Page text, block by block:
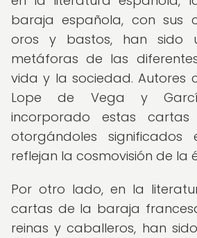
baraja española, con sus
oros y bastos, han sido
metáforas de las
vida y la sociedad. Autores
Lope de Vega y
incorporado estas
otorgándoles significados
reflejan la cosmovisión de la
Por otro lado, en la
cartas de la baraja
reinas y caballeros, han